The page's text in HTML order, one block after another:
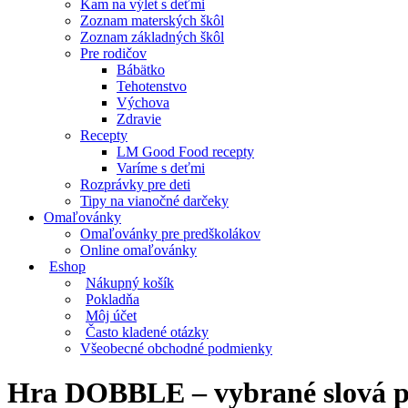
Kam na výlet s deťmi
Zoznam materských škôl
Zoznam základných škôl
Pre rodičov
Bábätko
Tehotenstvo
Výchova
Zdravie
Recepty
LM Good Food recepty
Varíme s deťmi
Rozprávky pre deti
Tipy na vianočné darčeky
Omaľovánky
Omaľovánky pre predškolákov
Online omaľovánky
Eshop
Nákupný košík
Pokladňa
Môj účet
Často kladené otázky
Všeobecné obchodné podmienky
Hra DOBBLE – vybrané slová